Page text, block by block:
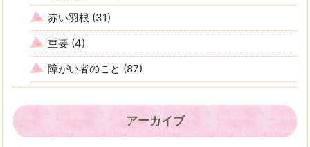
赤い羽根 (31)
重要 (4)
障がい者のこと (87)
アーカイブ